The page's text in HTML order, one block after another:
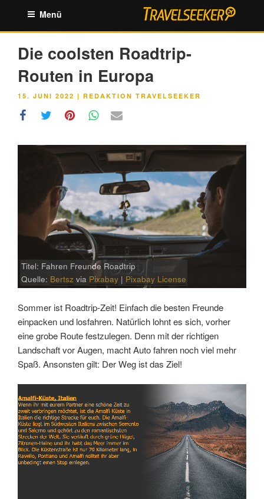
springen
Menü
Die coolsten Roadtrip-
Routen in Europa
VERÖFFENTLICHT
15. JUNI 2022 | REDAKTION TRAVELSEEKER
Titel: Fahren Freunde Roadtrip
Quelle: Bertsz via Pixabay | Pixabay License
Sommer ist Roadtrip-Zeit! Einfach die besten Freunde
einpacken und losfahren. Natürlich lohnt es sich, vorher
eine grobe Route festzulegen. Denn mit der richtigen
Landschaft vor Augen, macht Auto fahren noch viel mehr
Spaß. Ansonsten gilt: Der Weg ist das Ziel!